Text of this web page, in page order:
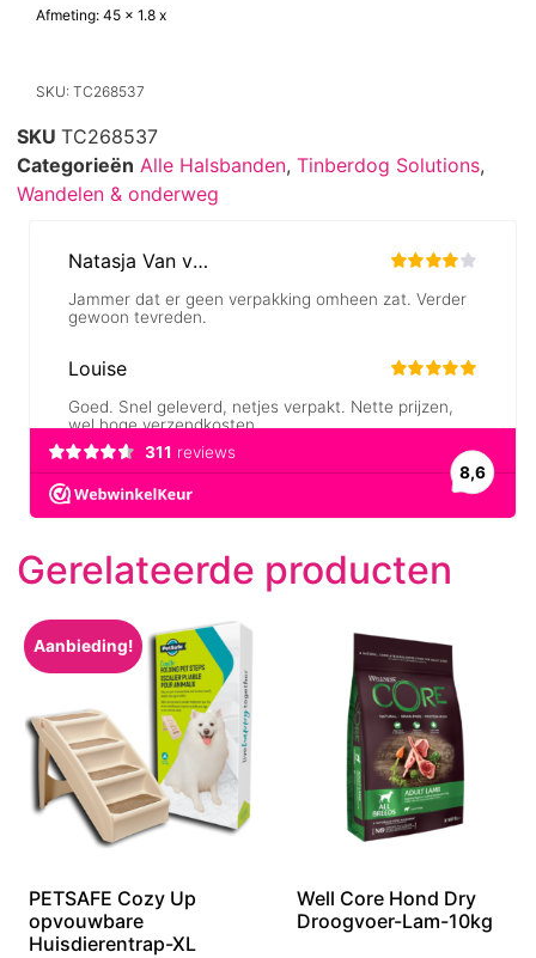
Afmeting: 45 x 1.8 x
SKU: TC268537
SKU TC268537
Categorieën Alle Halsbanden, Tinberdog Solutions,
Wandelen & onderweg
Gerelateerde producten
Aanbieding!
PETSAFE Cozy Up
opvouwbare
Huisdierentrap-XL
Well Core Hond Dry
Droogvoer-Lam-10kg